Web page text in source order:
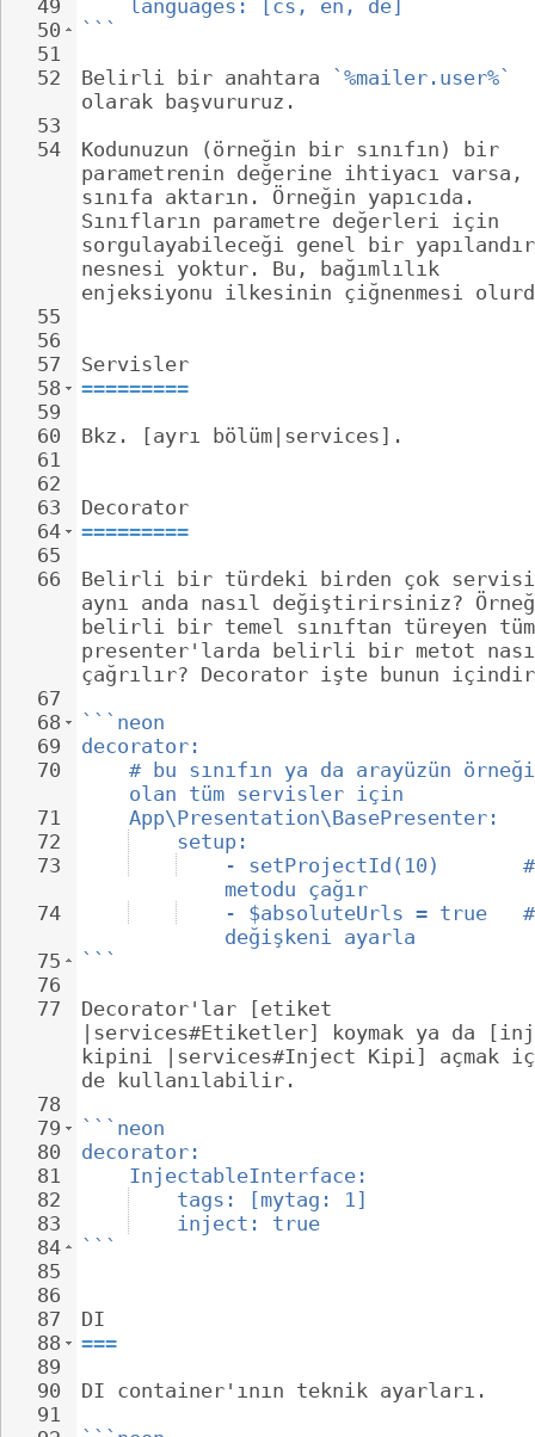
49
50
51
52
53
54
55
56
57
58
59
60
61
62
63
64
65
66
67
68
69
70
71
72
73
74
75
76
77
78
79
80
81
82
83
84
85
86
87
88
89
90
91
languages: [cs, en, de]
```
Belirli bir anahtara
`%mailer.user%`
olarak başvururuz.
Kodunuzun (örneğin bir sınıfın) bir
parametrenin değerine ihtiyacı
sınıfa aktarın. Örneğin yapıcıda.
Sınıfların parametre değerleri için
sorgulayabileceği genel bir
nesnesi yoktur. Bu, bağımlılık
enjeksiyonu ilkesinin çiğnenmesi
Servisler
=========
Bkz. [ayrı bölüm|services].
Decorator
=========
Belirli bir türdeki birden çok
aynı anda nasıl değiştirirsiniz?
belirli bir temel sınıftan türeyen
presenter'larda belirli bir metot
çağrılır? Decorator işte bunun
```neon
decorator:
# bu sınıfın ya da arayüzün
olan tüm servisler için
App\Presentation\BasePresenter:
setup:
- setProjectId(10)
metodu çağır
- $absoluteUrls = true
değişkeni ayarla
```
Decorator'lar [etiket
|services#Etiketler] koymak ya da
kipini |services#Inject Kipi] açmak
de kullanılabilir.
```neon
decorator:
InjectableInterface:
tags: [mytag: 1]
inject: true
```
DI
===
DI container'ının teknik ayarları.